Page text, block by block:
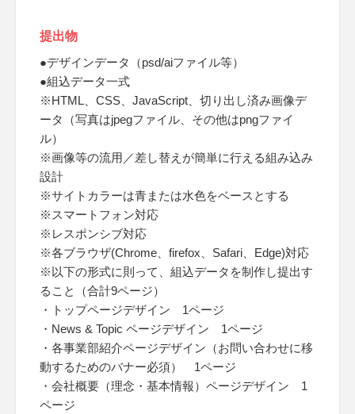
提出物
●デザインデータ（psd/aiファイル等）
●組込データ一式
※HTML、CSS、JavaScript、切り出し済み画像デ
ータ（写真はjpegファイル、その他はpngファイ
ル）
※画像等の流用／差し替えが簡単に行える組み込み
設計
※サイトカラーは青または水色をベースとする
※スマートフォン対応
※レスポンシブ対応
※各ブラウザ(Chrome、firefox、Safari、Edge)対応
※以下の形式に則って、組込データを制作し提出す
ること（合計9ページ）
・トップページデザイン 1ページ
・News & Topic ページデザイン 1ページ
・各事業部紹介ページデザイン（お問い合わせに移
動するためのバナー必須） 1ページ
・会社概要（理念・基本情報）ページデザイン 1
ページ